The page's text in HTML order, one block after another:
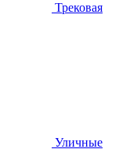
Трековая
Уличные